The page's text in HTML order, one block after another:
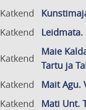
Katkend
Katkend
Leidmata.
Katkend
Maie
Tartu ja
Katkend Mait Agu.
Katkend
Mati Unt.